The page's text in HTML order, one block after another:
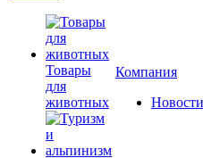
Товары
для
животных
Компания
Новости